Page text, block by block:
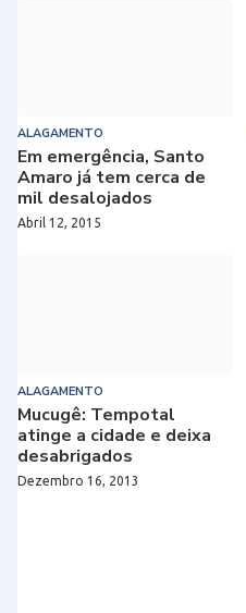
ALAGAMENTO
Em emergência, Santo
Amaro já tem cerca de
mil desalojados
Abril 12, 2015
ALAGAMENTO
Mucugê: Tempotal
atinge a cidade e deixa
desabrigados
Dezembro 16, 2013